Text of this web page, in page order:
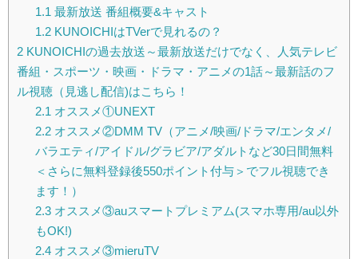
1.1 最新放送 番組概要&キャスト
1.2KUNOICHIはTVerで見れるの？
2 KUNOICHIの過去放送～最新放送だけでなく、人気テレビ
番組・スポーツ・映画・ドラマ・アニメの1話～最新話のフ
ル視聴（見逃し配信)はこちら！
2.1 オススメ①UNEXT
2.2オススメ②DMM TV（アニメ/映画/ドラマ/エンタメ/
バラエティ/アイドル/グラビア/アダルトなど30日間無料
＜さらに無料登録後550ポイント付与＞でフル視聴でき
ます！）
2.3オススメ③auスマートプレミアム(スマホ専用/au以外
もOK!)
2.4オススメ③mieruTV